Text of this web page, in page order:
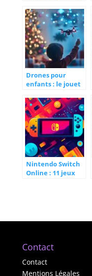
Drones pour
enfants : le jouet
Nintendo Switch
Online : 11 jeux
Contact
Contact
Mentions Légales